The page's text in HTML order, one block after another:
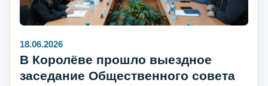
18.06.2026
В Королёве прошло выездное
заседание Общественного совета